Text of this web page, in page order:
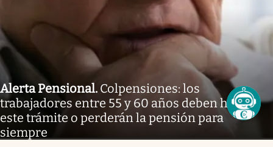
Alerta Pensional. Colpensiones: los
trabajadores entre 55 y 60 años deben hacer
este trámite o perderán la pensión para
siempre